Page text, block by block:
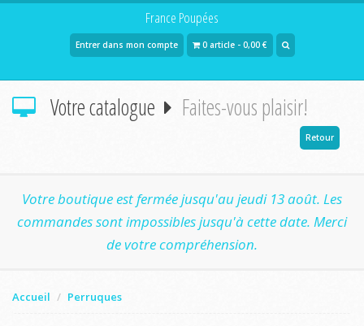
France Poupées
Entrer dans mon compte 0 article - 0,00 €
Votre catalogue Faites-vous plaisir!
Retour
Votre boutique est fermée jusqu'au jeudi 13 août. Les
commandes sont impossibles jusqu'à cette date. Merci
de votre compréhension.
Accueil Perruques